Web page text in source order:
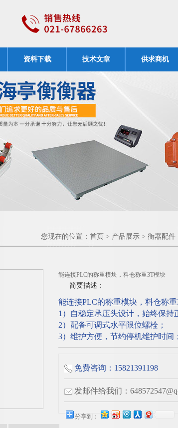
资料下载 技术文章 供求商机
您现在的位置： 首页 > 产品展示 > 衡器配件
能连接PLC的称重模块，料仓称重3T模块
简要描述：
能连接PLC的称重模块，料仓称重
1）自稳定承压头设计，始终保持
2）配备可调式水平限位螺栓；
3）维护方便，节约停机维护时间；
免费咨询：15821391198
发邮件给我们：
分享到：